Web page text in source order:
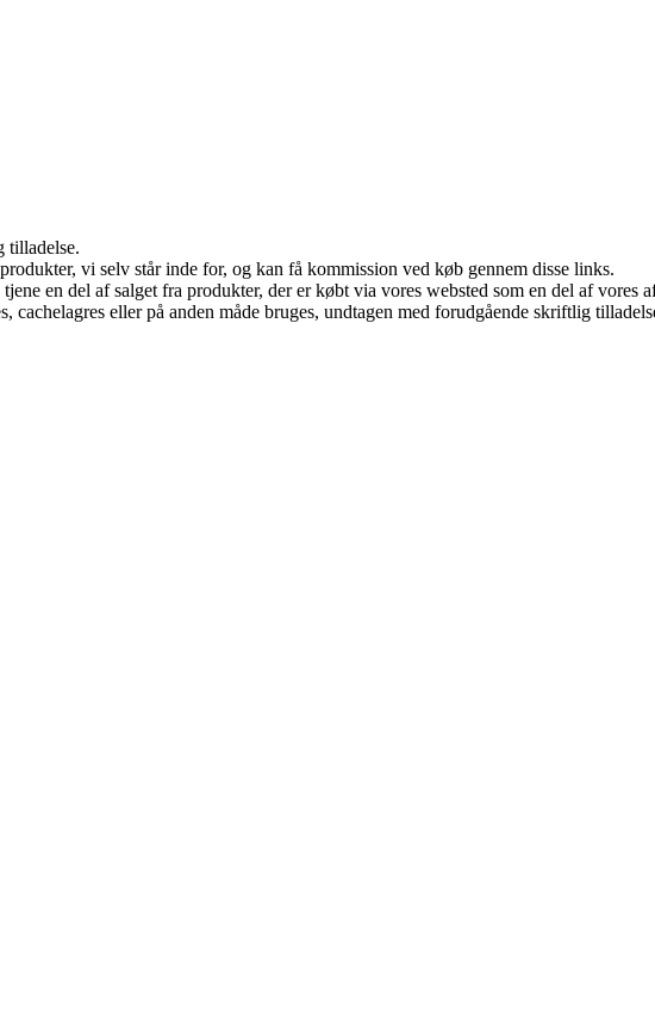
tilladelse.
vi selv står inde for, og kan få kommission ved køb gennem disse links.
en del af salget fra produkter, der er købt via vores websted som en del af vores
cachelagres eller på anden måde bruges, undtagen med forudgående skriftlig